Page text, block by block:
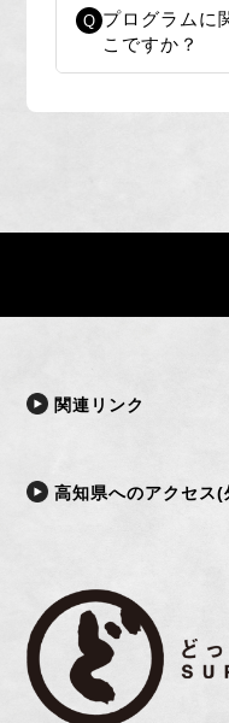
Q プログラムに
こですか？
関連リンク
高知県へのアクセス(